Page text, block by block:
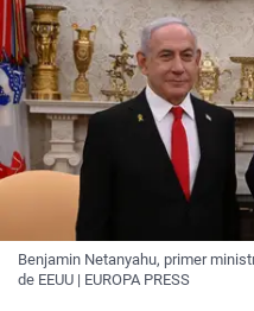
Benjamin Netanyahu, primer
de EEUU | EUROPA PRESS